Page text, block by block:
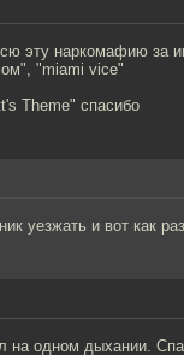
эту наркомафию за
"miami vice"
Theme" спасибо
уезжать и вот как
одном дыхании.